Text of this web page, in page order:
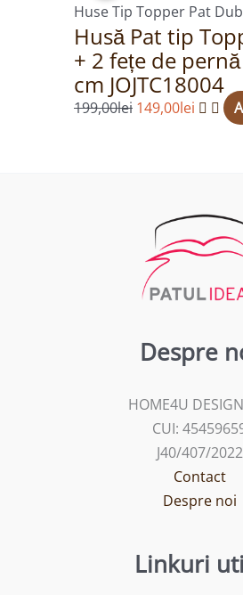
Huse Tip Topper Pat
Husă Pat tip
+ 2 fețe de
cm JOJTC18004
199,00lei
a
fost:
199,00lei.
149,00lei
este:
Despre
HOME4U
CUI:
J40/407/2022
Contact
Despre noi
Linkuri